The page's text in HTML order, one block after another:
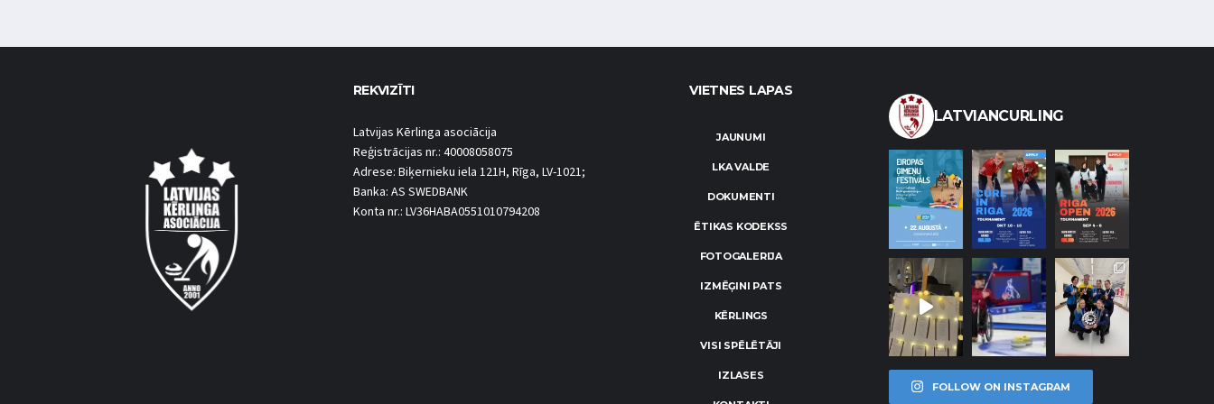
REKVIZĪTI
Latvijas Kērlinga asociācija
Reģistrācijas nr.: 40008058075
Adrese: Biķernieku iela 121H, Rīga, LV-1021;
Banka: AS SWEDBANK
Konta nr.: LV36HABA0551010794208
VIETNES LAPAS
JAUNUMI
LKA VALDE
DOKUMENTI
ĒTIKAS KODEKSS
FOTOGALERIJA
IZMĒĢINI PATS
KĒRLINGS
VISI SPĒLĒTĀJI
IZLASES
LATVIANCURLING
FOLLOW ON INSTAGRAM